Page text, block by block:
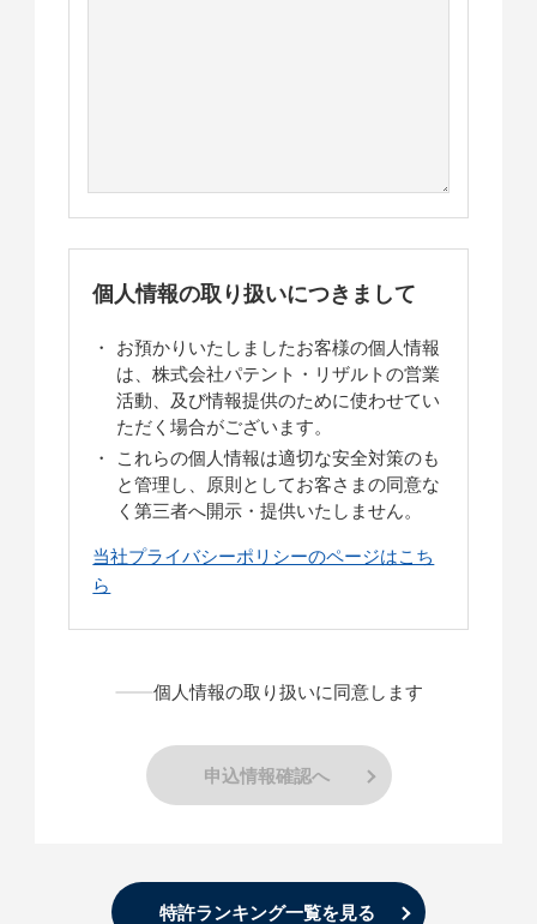
個人情報の取り扱いにつきまして
お預かりいたしましたお客様の個人情報
は、株式会社パテント・リザルトの営業
活動、及び情報提供のために使わせてい
ただく場合がございます。
これらの個人情報は適切な安全対策のも
と管理し、原則としてお客さまの同意な
く第三者へ開示・提供いたしません。
当社プライバシーポリシーのページはこち
ら
個人情報の取り扱いに同意します
申込情報確認へ
特許ランキング一覧を見る